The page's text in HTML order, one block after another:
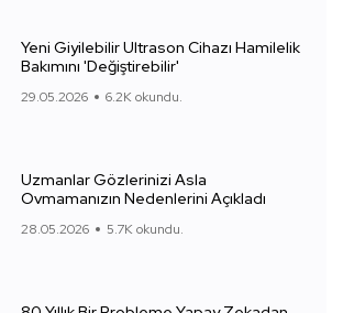
Yeni Giyilebilir Ultrason Cihazı Hamilelik
Bakımını 'Değiştirebilir'
29.05.2026 6.2K okundu.
Uzmanlar Gözlerinizi Asla
Ovmamanızın Nedenlerini Açıkladı
28.05.2026 5.7K okundu.